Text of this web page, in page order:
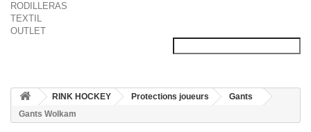
RODILLERAS
TEXTIL
OUTLET
RINK HOCKEY Protections joueurs
Gants
Gants Wolkam